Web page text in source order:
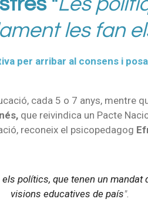
les fan
per arribar al consens i
cada 5 o 7 anys, mentre
que reivindica un Pacte
reconeix el psicopedagog
polítics, que tenen un
visions educatives de país".